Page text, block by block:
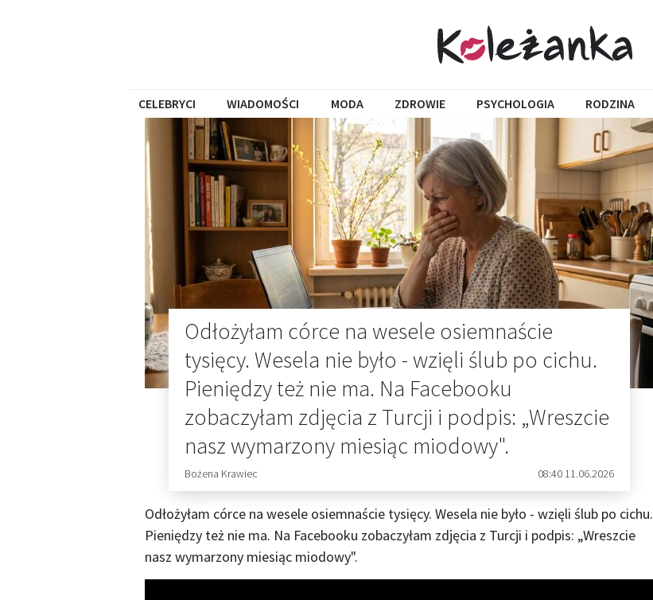
CELEBRYCI WIADOMOŚCI MODA ZDROWIE PSYCHOLOGIA RODZINA
Odłożyłam córce na wesele osiemnaście
tysięcy. Wesela nie było - wzięli ślub po cichu.
Pieniędzy też nie ma. Na Facebooku
zobaczyłam zdjęcia z Turcji i podpis: „Wreszcie
nasz wymarzony miesiąc miodowy".
Bożena Krawiec 08:40 11.06.2026
Odłożyłam córce na wesele osiemnaście tysięcy. Wesela nie było - wzięli ślub po cichu.
Pieniędzy też nie ma. Na Facebooku zobaczyłam zdjęcia z Turcji i podpis: „Wreszcie
nasz wymarzony miesiąc miodowy".